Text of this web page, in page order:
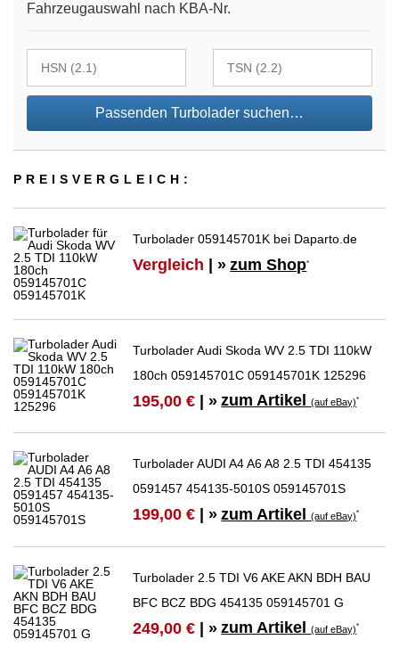
Fahrzeugauswahl nach KBA-Nr.
Passenden Turbolader suchen…
PREIS­VER­GLEICH:
Turbolader 059145701K bei Daparto.de
Vergleich | » zum Shop*
Turbolader Audi Skoda WV 2.5 TDI 110kW
180ch 059145701C 059145701K 125296
195,00 € | » zum Artikel(auf eBay)*
Turbolader AUDI A4 A6 A8 2.5 TDI 454135
0591457 454135-5010S 059145701S
199,00 € | » zum Artikel(auf eBay)*
Turbolader 2.5 TDI V6 AKE AKN BDH BAU
BFC BCZ BDG 454135 059145701 G
249,00 € | » zum Artikel(auf eBay)*